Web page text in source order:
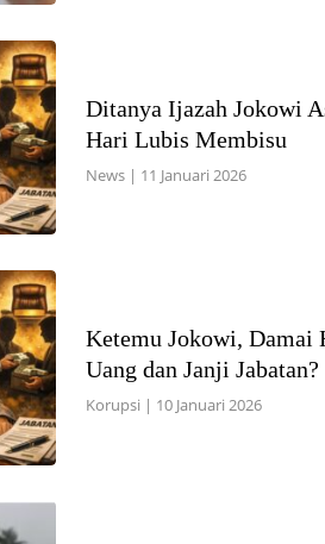
Ditanya Ijazah Jokowi
Hari Lubis Membisu
News| 11 Januari 2026
Ketemu Jokowi, Damai
Uang dan Janji Jabatan?
Korupsi | 10 Januari 2026